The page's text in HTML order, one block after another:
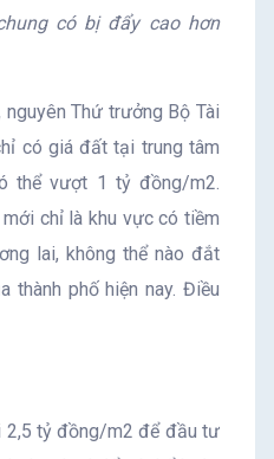
có bị đẩy cao hơn
Thứ trưởng Bộ Tài
có giá đất tại trung tâm
thể vượt 1 tỷ đồng/m2.
chỉ là khu vực có tiềm
lai, không thể nào đắt
thành phố hiện nay. Điều
2,5 tỷ đồng/m2 để đầu tư